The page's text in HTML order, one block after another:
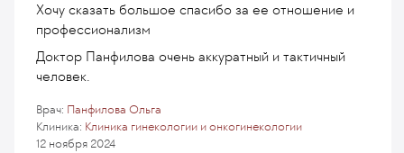
Хочу сказать большое спасибо за ее отношение и
профессионализм
Доктор Панфилова очень аккуратный и тактичный
человек.
Клиника: Клиника гинекологии и онкогинекологии
Врач: Панфилова Ольга
12 ноября 2024